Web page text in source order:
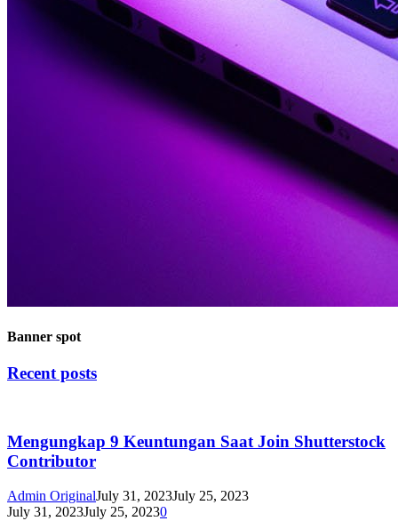
Banner spot
Recent posts
Mengungkap 9 Keuntungan Saat Join Shutterstock
Contributor
Admin OriginalJuly 31, 2023July 25, 2023
July 31, 2023July 25, 20230